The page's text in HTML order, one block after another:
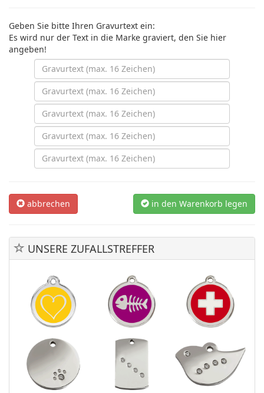
Geben Sie bitte Ihren Gravurtext ein:
Es wird nur der Text in die Marke graviert, den Sie hier
angeben!
abbrechen in den Warenkorb legen
UNSERE ZUFALLSTREFFER